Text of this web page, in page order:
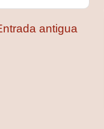
antigua